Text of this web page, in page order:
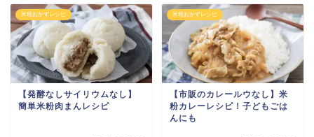
米粉おかずレシピ
【発酵なしサイリウムなし】
簡単米粉肉まんレシピ
米粉おかずレシピ
【市販のカレールウなし】米
粉カレーレシピ！子どもごは
んにも